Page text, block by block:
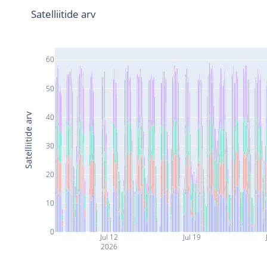
Jul 12
2026
Jul 19
0
10
20
30
40
50
60
Satelliitide arv
Satelliitide arv